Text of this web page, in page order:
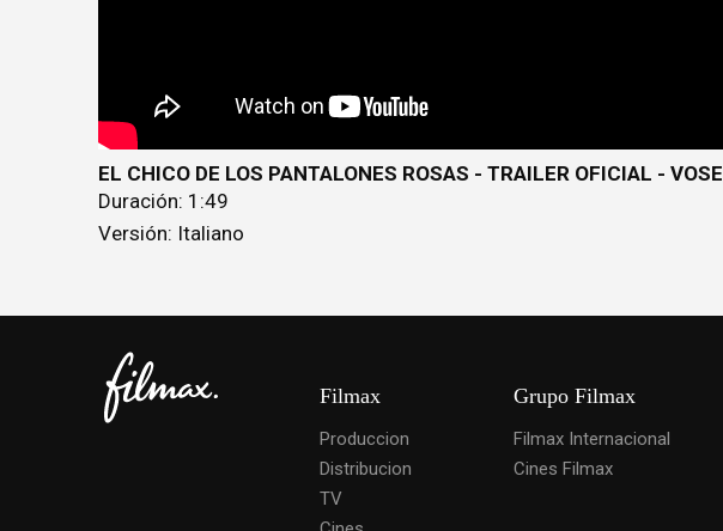
EL CHICO DE LOS PANTALONES ROSAS - TRAILER OFICIAL - VOSE
Duración: 1:49
Versión: Italiano
Filmax
Produccion
Distribucion
TV
Grupo Filmax
Filmax Internacional
Cines Filmax